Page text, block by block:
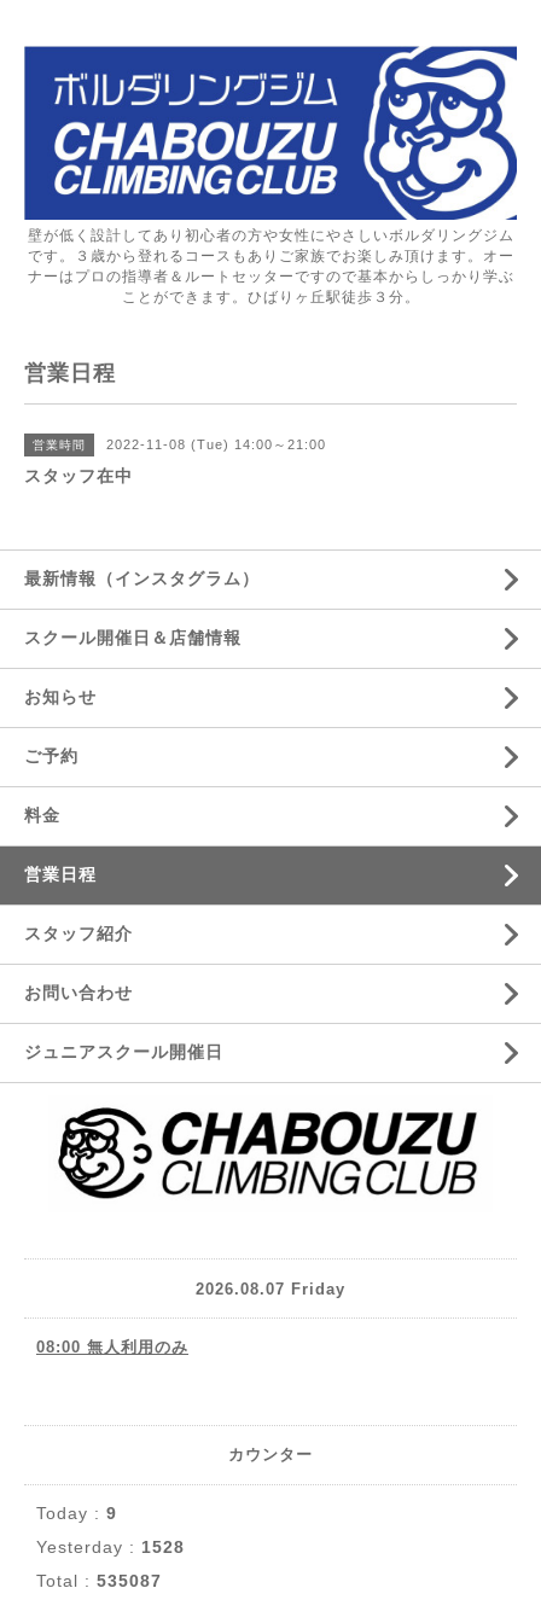
壁が低く設計してあり初心者の方や女性にやさしいボルダリングジム
です。３歳から登れるコースもありご家族でお楽しみ頂けます。オー
ナーはプロの指導者＆ルートセッターですので基本からしっかり学ぶ
ことができます。ひばりヶ丘駅徒歩３分。
営業日程
営業時間 2022-11-08 (Tue) 14:00～21:00
スタッフ在中
最新情報（インスタグラム）
スクール開催日＆店舗情報
お知らせ
ご予約
料金
営業日程
スタッフ紹介
お問い合わせ
ジュニアスクール開催日
2026.08.07 Friday
08:00 無人利用のみ
カウンター
Today : 9
Yesterday : 1528
Total : 535087